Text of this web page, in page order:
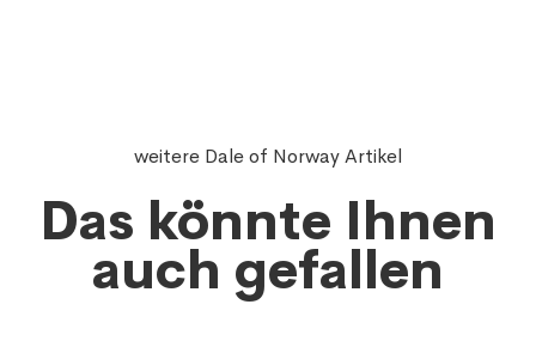
weitere Dale of Norway Artikel
Das könnte Ihnen
auch gefallen